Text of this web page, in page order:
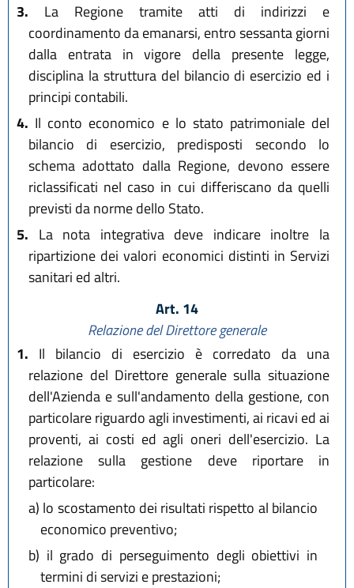
3. La Regione tramite atti di indirizzi e
coordinamento da emanarsi, entro sessanta giorni
dalla entrata in vigore della presente legge,
disciplina la struttura del bilancio di esercizio ed i
principi contabili.
4. Il conto economico e lo stato patrimoniale del
bilancio di esercizio, predisposti secondo lo
schema adottato dalla Regione, devono essere
riclassificati nel caso in cui differiscano da quelli
previsti da norme dello Stato.
5. La nota integrativa deve indicare inoltre la
ripartizione dei valori economici distinti in Servizi
sanitari ed altri.
Art. 14
Relazione del Direttore generale
1. Il bilancio di esercizio è corredato da una
relazione del Direttore generale sulla situazione
dell'Azienda e sull'andamento della gestione, con
particolare riguardo agli investimenti, ai ricavi ed ai
proventi, ai costi ed agli oneri dell'esercizio. La
relazione sulla gestione deve riportare in
particolare:
a) lo scostamento dei risultati rispetto al bilancio
economico preventivo;
b) il grado di perseguimento degli obiettivi in
termini di servizi e prestazioni;